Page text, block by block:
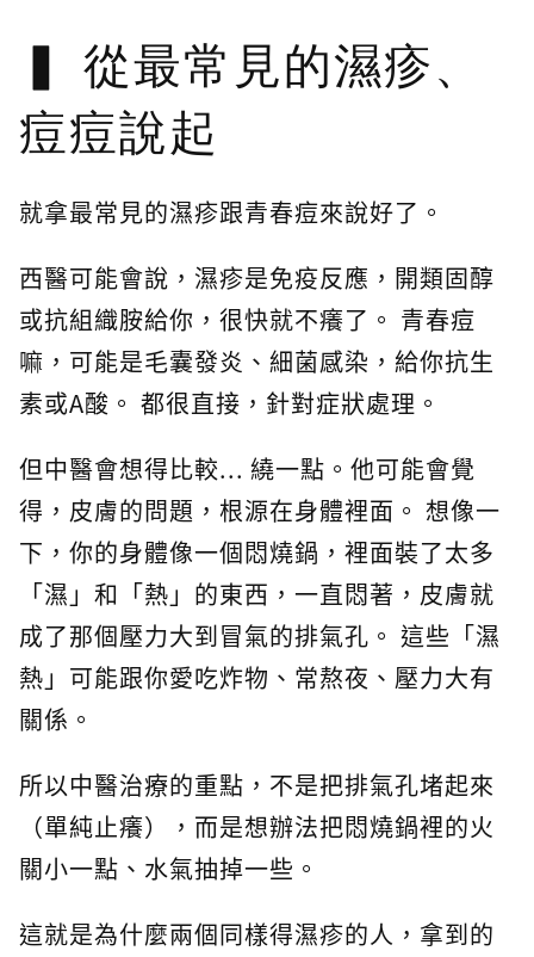
從最常見的濕疹、
痘痘說起
就拿最常見的濕疹跟青春痘來說好了。
西醫可能會說，濕疹是免疫反應，開類固醇
或抗組織胺給你，很快就不癢了。 青春痘
嘛，可能是毛囊發炎、細菌感染，給你抗生
素或A酸。 都很直接，針對症狀處理。
但中醫會想得比較... 繞一點。他可能會覺
得，皮膚的問題，根源在身體裡面。 想像一
下，你的身體像一個悶燒鍋，裡面裝了太多
「濕」和「熱」的東西，一直悶著，皮膚就
成了那個壓力大到冒氣的排氣孔。 這些「濕
熱」可能跟你愛吃炸物、常熬夜、壓力大有
關係。
所以中醫治療的重點，不是把排氣孔堵起來
（單純止癢），而是想辦法把悶燒鍋裡的火
關小一點、水氣抽掉一些。
這就是為什麼兩個同樣得濕疹的人，拿到的